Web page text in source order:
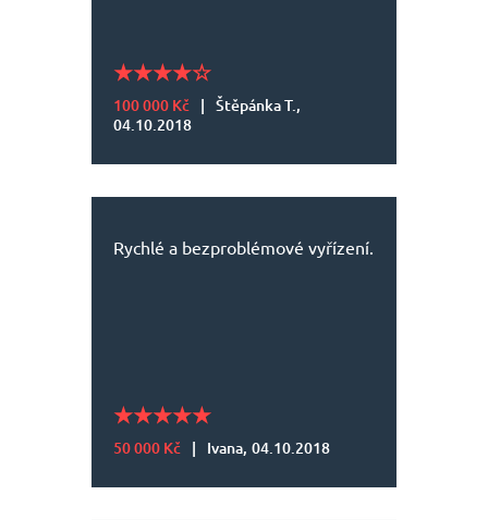
100 000 Kč | Štěpánka T.,
04.10.2018
Rychlé a bezproblémové vyřízení.
50 000 Kč | Ivana, 04.10.2018